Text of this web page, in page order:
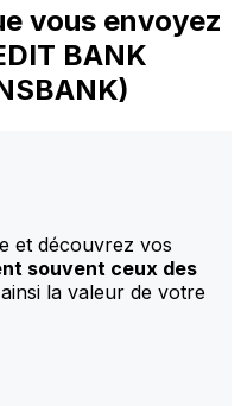
vous envoyez
BANK
et découvrez vos
souvent ceux des
la valeur de votre